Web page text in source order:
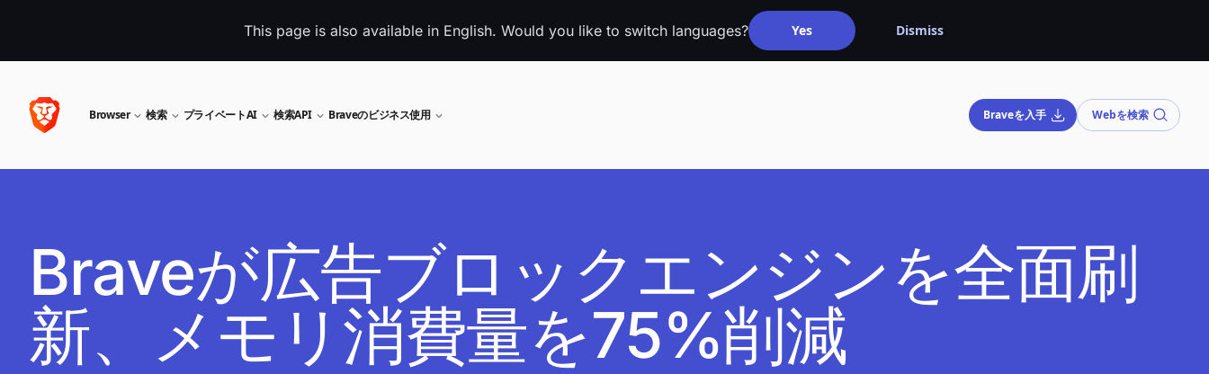
This page is also available in English. Would you like to switch languages? Yes Dismiss
Browser 検索 プライベートAI 検索API Braveのビジネス使用 Braveを入手 Webを検索
Braveが広告ブロックエンジンを全面刷
新、メモリ消費量を75%削減